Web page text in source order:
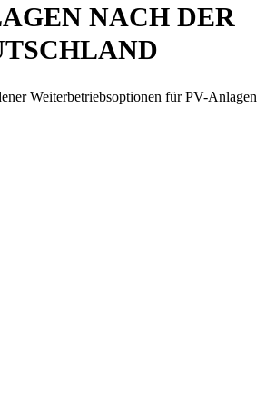
NACH DER
Weiterbetriebsoptionen für PV-Anlagen